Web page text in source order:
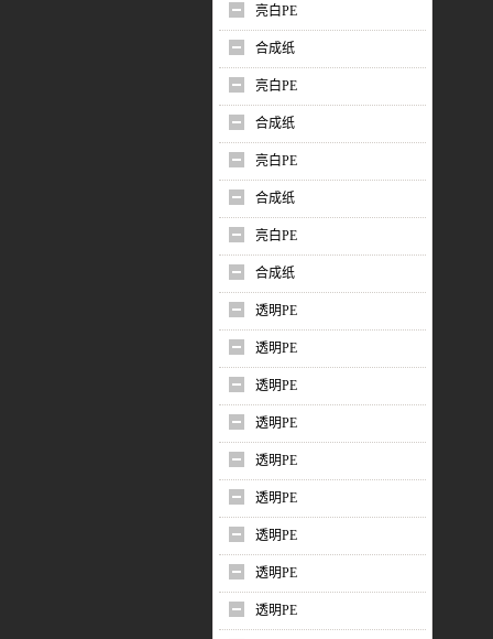
亮白PE
合成纸
亮白PE
合成纸
亮白PE
合成纸
亮白PE
合成纸
透明PE
透明PE
透明PE
透明PE
透明PE
透明PE
透明PE
透明PE
透明PE